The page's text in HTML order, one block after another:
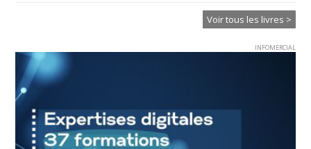
Voir tous les livres >
INFOMERCIAL